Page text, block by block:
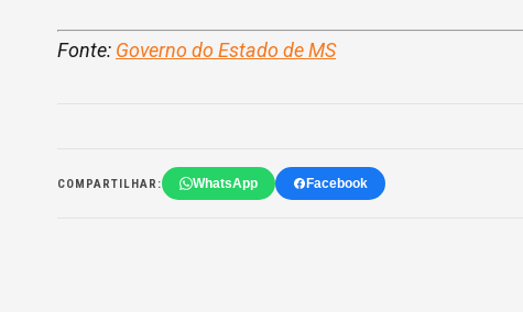
Fonte: Governo do Estado de MS
COMPARTILHAR: WhatsApp Facebook